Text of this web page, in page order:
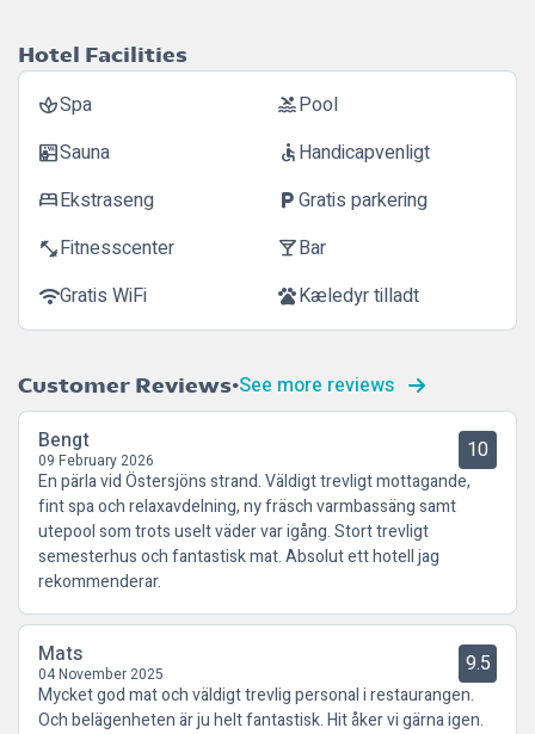
Hotel Facilities
spaSpa poolPool
saunaSauna accessibleHandicapvenligt
bedEkstraseng local_parkingGratis parkering
fitness_centerFitnesscenter local_barBar
wifiGratis WiFi petsKæledyr tilladt
Customer Reviews See more reviews
Bengt
09 February 2026 10
En pärla vid Östersjöns strand. Väldigt trevligt mottagande,
fint spa och relaxavdelning, ny fräsch varmbassäng samt
utepool som trots uselt väder var igång. Stort trevligt
semesterhus och fantastisk mat. Absolut ett hotell jag
rekommenderar.
Mats
04 November 2025 9.5
Mycket god mat och väldigt trevlig personal i restaurangen.
Och belägenheten är ju helt fantastisk. Hit åker vi gärna igen.